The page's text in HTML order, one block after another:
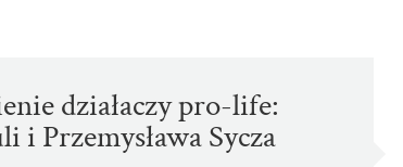
działaczy pro-life:
i Przemysława Sycza